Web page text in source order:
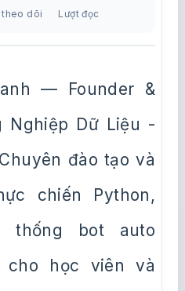
theo dõi Lượt đọc
— Founder &
Nghiệp Dữ Liệu -
đào tạo và
chiến Python,
thống bot auto
học viên và